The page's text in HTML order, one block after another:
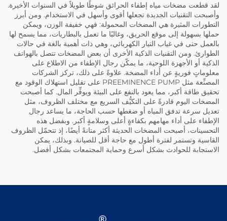
لقد قطعت مضخات مياه إطفاء الحرائق شوطًا طويلاً في السنوات الأخيرة.
وأصبحت التقنيات الجديدة تجعلها أقوى وأسهل في الاستخدام. ومن أبرز
التطورات المثيرة هي المضخات المحمولة: فهي خفيفة الوزن، ويمكن
حملها بسهولة إلى موقع الحريق، وغالبًا ما تعمل بالبطاريات، مما يسمح لها
بالعمل حتى في غياب التيار الكهربائي، وهي ذات أهمية بالغة في حالات
الطوارئ. ومن التقنيات الذكية الأخرى أن بعض المضخات تتصل بالهواتف
الذكية أو الأجهزة اللوحية، ما يمكّن رجال الإطفاء من الاطلاع على
معلوماتٍ فوريةٍ عن أداء المضخة. علاوةً على ذلك، تركز الشركات
المصنِّعة مثل PREEMINENCE PUMP على تقليل استهلاك الوقود مع
تحقيق طاقة أكبر، مما يعود بالنفع على البيئة ويوفِّر المال. كما أصبحت
المضخات اليوم قادرةً على التكيُّف السريع مع مختلف الظروف، مثل
تعديل سرعة تدفق المياه أو ضغطها حسب الحاجة، ما يساعد رجال
الإطفاء على أداء مهامهم بكفاءةٍ أعلى وسلامةٍ أكبر. وبفضل هذه
التحسينات، أصبحت المضخات الحديثة أكثر متانةً أيضًا، إذ تتحمّل الظروف
القاسية وتستمر لفترة أطول مع حاجة أقل للصيانة. وبذلك، يمكن
الاستجابة للحوادث بشكل أسرع وحماية المجتمعات بشكل أفضل.